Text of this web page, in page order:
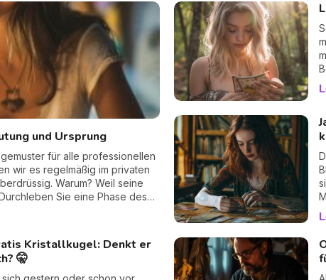
und Ursprung
für alle professionellen
wir es regelmäßig im privaten
Warum? Weil seine
Sie eine Phase des
beschäftigt? Spüren Sie,
ohne es in Worte fassen zu
antworten, ohne Umschweife,
beunruhigenden Genauigkeit.
Entscheidungen, die
Legemuster ist Ihr bester
Kristallkugel: Denkt er
🤫